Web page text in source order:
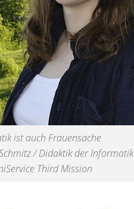
ist auch Frauensache
/ Didaktik der Informatik
Third Mission